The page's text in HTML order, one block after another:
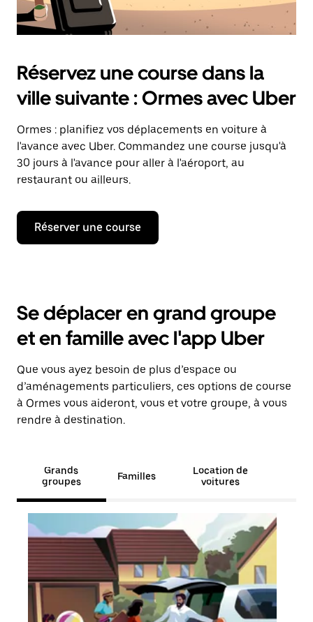
Réservez une course dans la
ville suivante : Ormes avec Uber
Ormes : planifiez vos déplacements en voiture à
l'avance avec Uber. Commandez une course jusqu'à
30 jours à l'avance pour aller à l'aéroport, au
restaurant ou ailleurs.
Réserver une course
Se déplacer en grand groupe
et en famille avec l'app Uber
Que vous ayez besoin de plus d’espace ou
d’aménagements particuliers, ces options de course
à Ormes vous aideront, vous et votre groupe, à vous
rendre à destination.
Grands
groupes
Familles
Location de
voitures